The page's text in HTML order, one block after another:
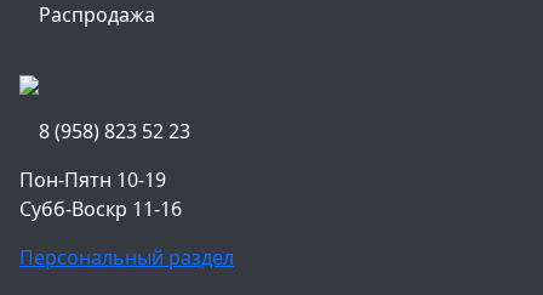
Распродажа
8 (958) 823 52 23
Пон-Пятн 10-19
Субб-Воскр 11-16
Персональный раздел